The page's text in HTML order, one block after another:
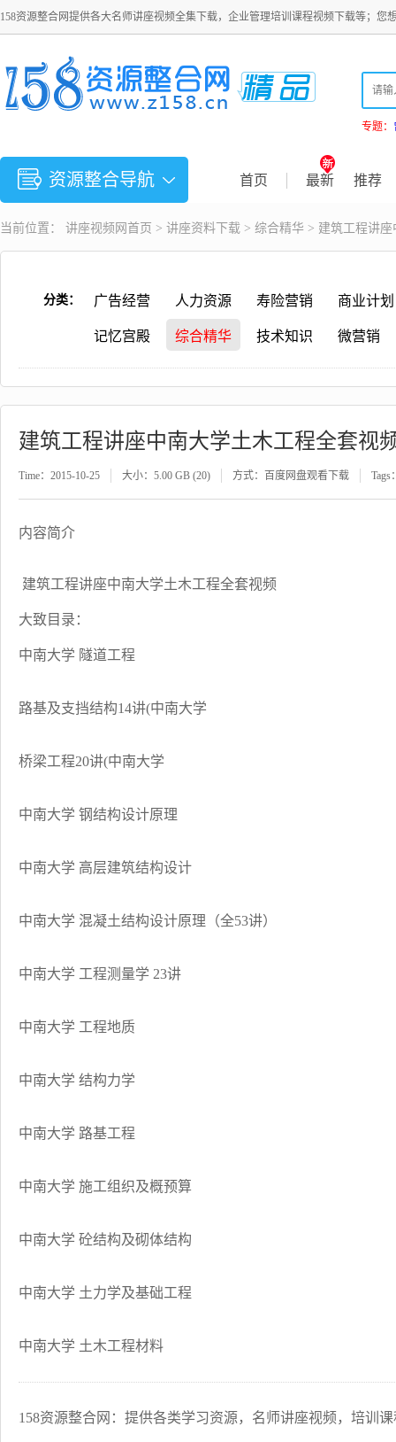
158资源整合网提供各大名师讲座视频全集下载，企业管理培训课程视频下载等；您
专题：
资源整合导航 首页 最新 推荐
当前位置： 讲座视频 网首页 > 讲座资料下载 > 综合精华 > 建筑工程讲
分类： 广告经营 人力资源 寿险营销 商业计划
记忆宫殿 综合精华 技术知识 微营销
建筑工程讲座中南大学土木工程全套视
Time：2015-10-25 大小：5.00 GB (20) 方式：百度网盘观看下载 Tags
内容简介
建筑工程讲座中南大学土木工程全套视频
大致目录：
中南大学 隧道工程
路基及支挡结构14讲(中南大学
桥梁工程20讲(中南大学
中南大学 钢结构设计原理
中南大学 高层建筑结构设计
中南大学 混凝土结构设计原理（全53讲）
中南大学 工程测量学 23讲
中南大学 工程地质
中南大学 结构力学
中南大学 路基工程
中南大学 施工组织及概预算
中南大学 砼结构及砌体结构
中南大学 土力学及基础工程
中南大学 土木工程材料
158资源整合网：提供各类学习资源，名师讲座视频，培训